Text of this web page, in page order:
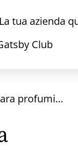
tua azienda
Club
profumi…